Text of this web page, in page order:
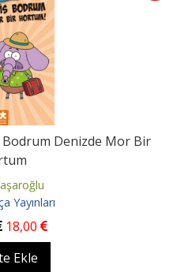
Denizde Mor Bir
Yayınları
18,00
Ekle